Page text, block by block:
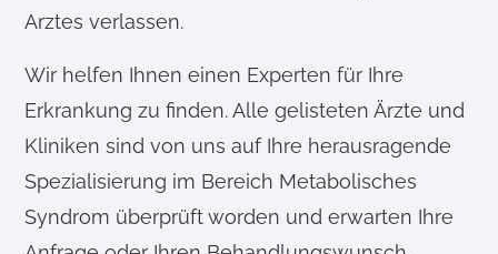
Arztes verlassen.
Wir helfen Ihnen einen Experten für Ihre
Erkrankung zu finden. Alle gelisteten Ärzte und
Kliniken sind von uns auf Ihre herausragende
Spezialisierung im Bereich Metabolisches
Syndrom überprüft worden und erwarten Ihre